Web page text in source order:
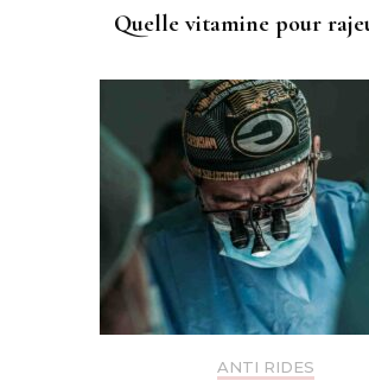
Quelle vitamine pour
ANTI RIDES